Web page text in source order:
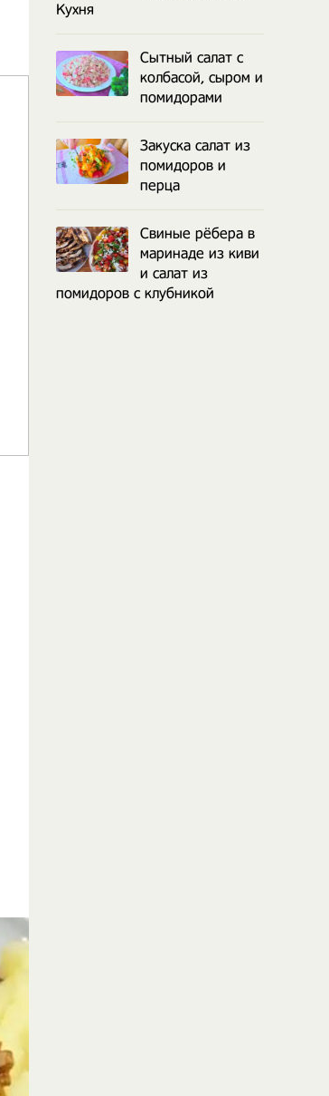
Кухня
Сытный салат с
колбасой, сыром и
помидорами
Закуска салат из
помидоров и
перца
Свиные рёбера в
маринаде из киви
и салат из
помидоров с клубникой